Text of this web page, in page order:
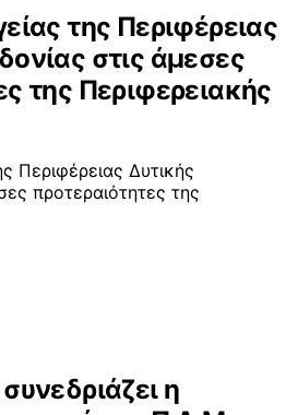
της Περιφέρειας
στις άμεσες
της Περιφερειακής
Περιφέρειας Δυτικής
προτεραιότητες της
η